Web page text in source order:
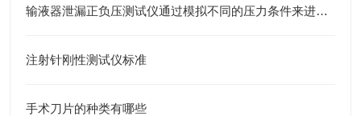
输液器泄漏正负压测试仪通过模拟不同的压力条件来进行检测的
注射针刚性测试仪标准
手术刀片的种类有哪些